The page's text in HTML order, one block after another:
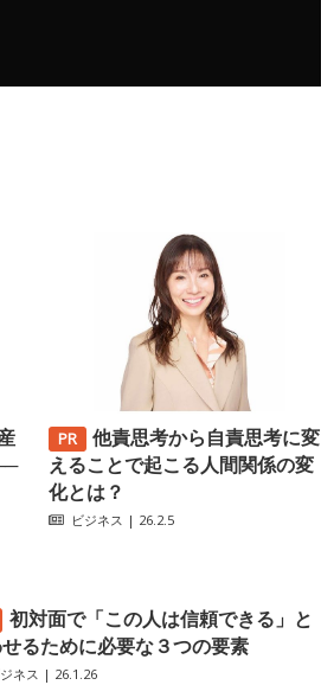
他責思考から自責思考に変
えることで起こる人間関係の変
化とは？
ビジネス | 26.2.5
初対面で「この人は信頼できる」と
るために必要な３つの要素
ネス | 26.1.26